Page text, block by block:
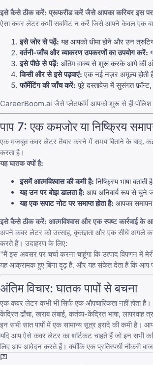
इसे कैसे ठीक करें: प्रूफरीड करें जैसे आपका करियर इस पर
ऐसा कवर लेटर कभी सबमिट न करें जिसे आपने केवल एक बार
इसे जोर से पढ़ें: यह आपको धीमा होने और उन
वर्तनी-जाँच और व्याकरण उपकरणों का उपयोग करें:
इसे पीछे से पढ़ें: अंतिम वाक्य से शुरू करके आगे की ओर
किसी और से इसे पढ़वाएं: एक नई नज़र अमूल्य होती
फॉर्मेटिंग की जाँच करें: पूरे दस्तावेज़ में सुसंगत फ़ॉन्ट,
CareerBoom.ai जैसे प्लेटफॉर्म आपको शुरू से ही
पाप 7: एक कमजोर या निष्क्रिय
एक मजबूत कवर लेटर तैयार करने में समय बिताने के बाद,
करता है।
यह घातक क्यों है:
इसमें आत्मविश्वास की कमी है: निष्क्रिय भाषा
यह उन पर बोझ डालता है: आप अनिवार्य रूप से चुने
यह एक सपाट नोट पर समाप्त होता है: आपका
इसे कैसे ठीक करें: आत्मविश्वास और एक स्पष्ट कार्रवाई के
अपने कवर लेटर को उत्साह, कृतज्ञता और एक सीधे अगले
करते हैं। उदाहरण के लिए:
"मैं इस अवसर पर चर्चा करना चाहूंगा कि उत्पाद विपणन
यह आक्रामक हुए बिना दृढ़ है, और यह संकेत देता है कि आप
अंतिम विचार: घातक पापों से बचना
एक कवर लेटर कभी भी सिर्फ एक औपचारिकता नहीं होता
केंद्रित ढाँचा, खराब लंबाई, कर्तव्य-केंद्रित भाषा,
इन सभी सात पापों में एक सामान्य सूत्र इरादे की कमी है।
यदि आप ऐसे कवर लेटर का शॉर्टकट चाहते हैं जो इन सभी
लिए आप आवेदन करते हैं। क्योंकि एक प्रतिस्पर्धी नौकरी